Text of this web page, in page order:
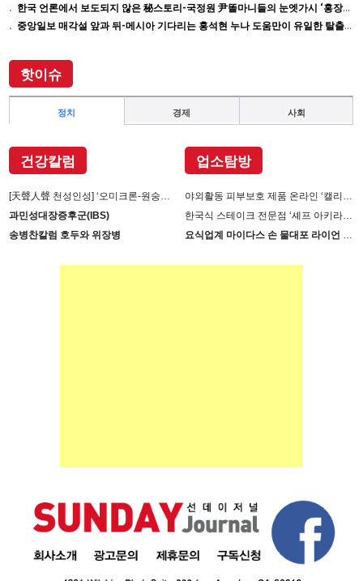
한국 언론에서 보도되지 않은 秘스토리-국정원 尹똘마니들의 눈엣가시 ‘홍장원’ 죽이기
중앙일보 매각설 앞과 뒤-메시아 기다리는 홍석현 누나 도움만이 유일한 탈출구인데 …
핫이슈
정치 경제 사회
건강칼럼
[天聲人聲 천성인성] ‘오미크론-원숭이 두창’장난 아니다
과민성대장증후군(IBS)
송병찬칼럼 호두와 위장병
업소탐방
야외활동 피부보호 제품 온라인 ‘캘리제이’(Cali-j)에서 판매
한국식 스테이크 전문점 ‘셰프 아키라백의 AB스테이크’ 진출
요식업계 마이다스 손 물대포 라이언 손 사장의 인생 필살기